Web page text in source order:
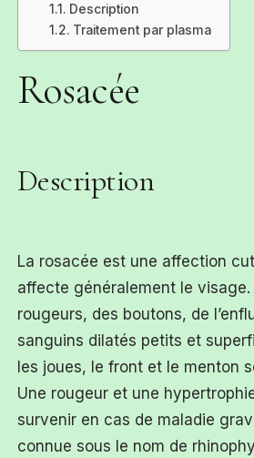
Description
Traitement par plasma
Rosacée
Description
La rosacée est une affection
affecte généralement le visage.
rougeurs, des boutons, de
sanguins dilatés petits et
les joues, le front et le menton
Une rougeur et une
survenir en cas de maladie
connue sous le nom de